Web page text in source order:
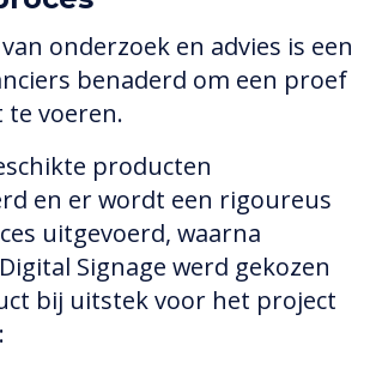
onderzoek en advies is een
benaderd om een ​​proef
te voeren.
producten
en er wordt een rigoureus
uitgevoerd, waarna
Signage werd gekozen
bij uitstek voor het project